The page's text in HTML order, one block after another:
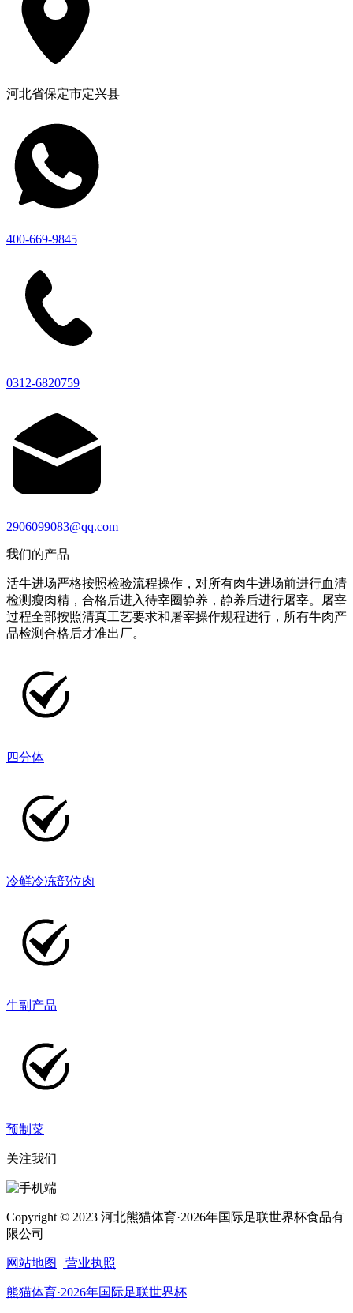
河北省保定市定兴县
400-669-9845
0312-6820759
2906099083@qq.com
我们的产品
活牛进场严格按照检验流程操作，对所有肉牛进场前进行血清
检测瘦肉精，合格后进入待宰圈静养，静养后进行屠宰。屠宰
过程全部按照清真工艺要求和屠宰操作规程进行，所有牛肉产
品检测合格后才准出厂。
四分体
冷鲜冷冻部位肉
牛副产品
预制菜
关注我们
Copyright © 2023 河北熊猫体育·2026年国际足联世界杯食品有
限公司
网站地图 | 营业执照
熊猫体育·2026年国际足联世界杯